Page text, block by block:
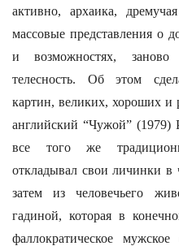
активно, архаика,
массовые представления о
и возможностях, заново
телесность. Об этом
картин, великих, хороших
английский “Чужой” (1979)
все того же
откладывал свои личинки в
затем из человечьего
гадиной, которая в
фаллократическое